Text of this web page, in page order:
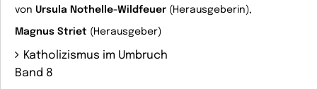
von Ursula Nothelle-Wildfeuer (Herausgeberin),
Magnus Striet (Herausgeber)
Katholizismus im Umbruch
Band 8